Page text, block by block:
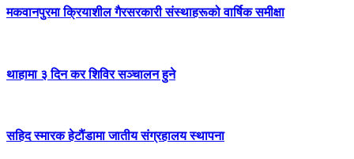
मकवानपुरमा क्रियाशील गैरसरकारी संस्थाहरूको वार्षिक समीक्षा
थाहामा ३ दिन कर शिविर सञ्चालन हुने
सहिद स्मारक हेटौंडामा जातीय संग्रहालय स्थापना